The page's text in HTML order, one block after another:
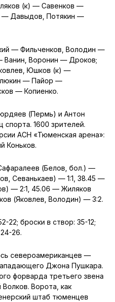
(к) — Савенков —
— Давыдов, Потякин —
— Фильченков, Володин —
Воронин — Дроков;
Юшков (к) —
— Пайор —
— Копиенко.
(Пермь) и Антон
1600 зрителей.
АСН «Тюменская арена»:
Коньков.
(Белов, бол.) —
Севанькаев) — 1:1, 38.45 —
— 2:1, 45.06 — Жиляков
(Яковлев, Володин) — 3:2.
22; броски в створ: 35-12;
26.
североамериканцев —
Джона Пушкара.
форварда третьего звена
Волков. Ворота, как
штаб тюменцев